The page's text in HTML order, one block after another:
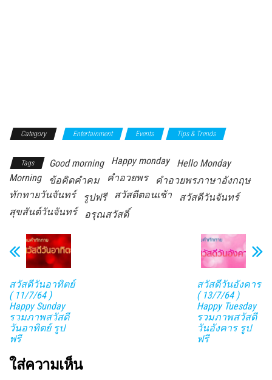
Category Entertainment Events Tips & Trends
Tags Good morning Happy monday
Hello Monday
Morning
ข้อคิดคำคม คำอวยพร
คำอวยพรภาษาอังกฤษ
ทักทายวันจันทร์
รูปฟรี สวัสดีตอนเช้า
สวัสดีวันจันทร์
สุขสันต์วันจันทร์
อรุณสวัสดิ์
สวัสดีวันอาทิตย์
( 11/7/64 )
Happy Sunday
รวมภาพสวัสดี
วันอาทิตย์ รูป
ฟรี
สวัสดีวันอังคาร
( 13/7/64 )
Happy Tuesday
รวมภาพสวัสดี
วันอังคาร รูป
ฟรี
ใส่ความเห็น